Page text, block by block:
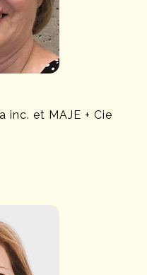
inc. et MAJE + Cie